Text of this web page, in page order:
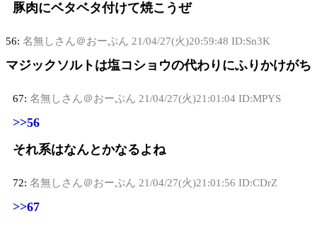
豚肉にベタベタ付けて焼こうぜ
56: 名無しさん＠おーぷん 21/04/27(火)20:59:48 ID:Sn3K
マジックソルトは塩コショウの代わりにふりかけがち
67: 名無しさん＠おーぷん 21/04/27(火)21:01:04 ID:MPYS
>>56
それ系はなんとかなるよね
72: 名無しさん＠おーぷん 21/04/27(火)21:01:56 ID:CDrZ
>>67